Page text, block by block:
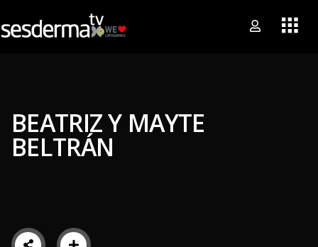
BEATRIZ Y MAYTE
BELTRÁN